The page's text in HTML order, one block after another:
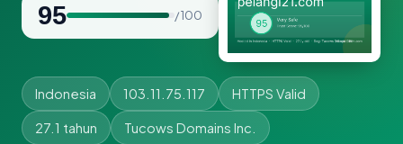
95 / 100
Indonesia 103.11.75.117 HTTPS Valid
27.1 tahun Tucows Domains Inc.